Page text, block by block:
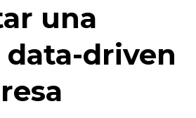
una
driven